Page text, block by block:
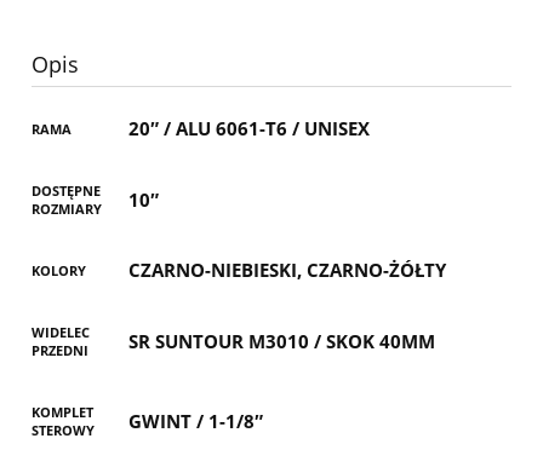
Opis
RAMA 20″ / ALU 6061-T6 / UNISEX
DOSTĘPNE
ROZMIARY
10″
KOLORY CZARNO-NIEBIESKI, CZARNO-ŻÓŁTY
WIDELEC
PRZEDNI
SR SUNTOUR M3010 / SKOK 40MM
KOMPLET
STEROWY
GWINT / 1-1/8″